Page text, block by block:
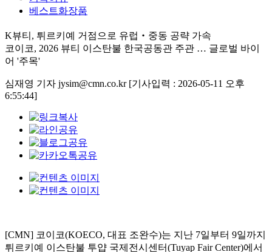
베스트화장품
K뷰티, 튀르키예 거점으로 유럽‧중동 공략 가속
코이코, 2026 뷰티 이스탄불 한국공동관 주관 … 글로벌 바이
어 '주목'
심재영 기자 jysim@cmn.co.kr [기사입력 : 2026-05-11 오후
6:55:44]
[CMN] 코이코(KOECO, 대표 조완수)는 지난 7일부터 9일까지
튀르키예 이스탄불 투얍 국제전시센터(Tuyap Fair Center)에서